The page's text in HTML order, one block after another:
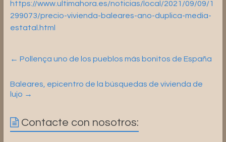
https://www.ultimahora.es/noticias/local/2021/09/09/1
299073/precio-vivienda-baleares-ano-duplica-media-
estatal.html
← Pollença uno de los pueblos más bonitos de España
Baleares, epicentro de la búsquedas de vivienda de
lujo →
Contacte con nosotros: